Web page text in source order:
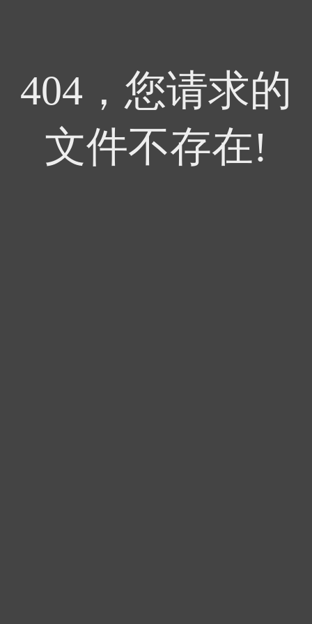
404，您请求的
文件不存在!